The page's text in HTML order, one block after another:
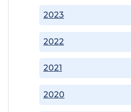
2020
2021
2022
2023